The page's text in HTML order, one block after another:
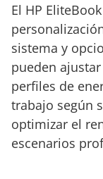
El HP
sistema y
pueden
perfiles de
trabajo según
optimizar el
escenarios